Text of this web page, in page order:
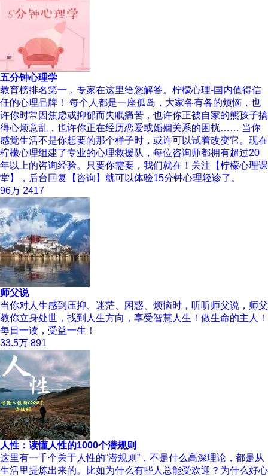
五分钟心理学
教育榜排名第一，专家在这里给您解答。柠檬心理-国内值得信
任的心理品牌！ 每个人都是一座孤岛，大家各有各的烦恼，也
许你时常因焦虑或抑郁而失眠痛苦，也许你正被自家的熊孩子搞
得心烦意乱，也许你正在经历恋爱或婚姻关系的困扰…… 当你
感觉生活不是你想要的那个样子时，或许可以试着改变它。现在
柠檬心理组建了专业的心理救援队，每位咨询师都拥有超过20
年以上的咨询经验。只要你需要，我们就在！关注【柠檬心理课
堂】，后台回复【咨询】就可以体验15分钟心理轻诊了。
96万 2417
师父说
当你对人生感到压抑、迷茫、困惑、烦恼时，听听师父说，师父
教你立身处世，找到人生方向，享受智慧人生！做生命的主人！
每日一读，受益一生！
33.5万 891
人性：读懂人性的1000个潜规则
这里有一千个关于人性的“潜规则”，不是什么高深理论，都是从
生活里提炼出来的。比如为什么有些人总能受欢迎？为什么好心